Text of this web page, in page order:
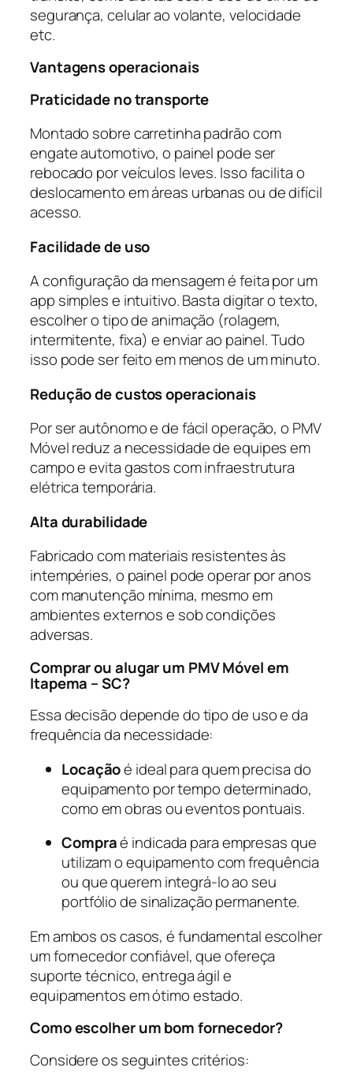
segurança, celular ao volante, velocidade
etc.
Vantagens operacionais
Praticidade no transporte
Montado sobre carretinha padrão com
engate automotivo, o painel pode ser
rebocado por veículos leves. Isso facilita o
deslocamento em áreas urbanas ou de difícil
acesso.
Facilidade de uso
A configuração da mensagem é feita por um
app simples e intuitivo. Basta digitar o texto,
escolher o tipo de animação (rolagem,
intermitente, fixa) e enviar ao painel. Tudo
isso pode ser feito em menos de um minuto.
Redução de custos operacionais
Por ser autônomo e de fácil operação, o PMV
Móvel reduz a necessidade de equipes em
campo e evita gastos com infraestrutura
elétrica temporária.
Alta durabilidade
Fabricado com materiais resistentes às
intempéries, o painel pode operar por anos
com manutenção mínima, mesmo em
ambientes externos e sob condições
adversas.
Comprar ou alugar um PMV Móvel em
Itapema – SC?
Essa decisão depende do tipo de uso e da
frequência da necessidade:
Locaçãoé ideal para quem precisa do
equipamento por tempo determinado,
como em obras ou eventos pontuais.
Compraé indicada para empresas que
utilizam o equipamento com frequência
ou que querem integrá-lo ao seu
portfólio de sinalização permanente.
Em ambos os casos, é fundamental escolher
um fornecedor confiável, que ofereça
suporte técnico, entrega ágil e
equipamentos em ótimo estado.
Como escolher um bom fornecedor?
Considere os seguintes critérios: